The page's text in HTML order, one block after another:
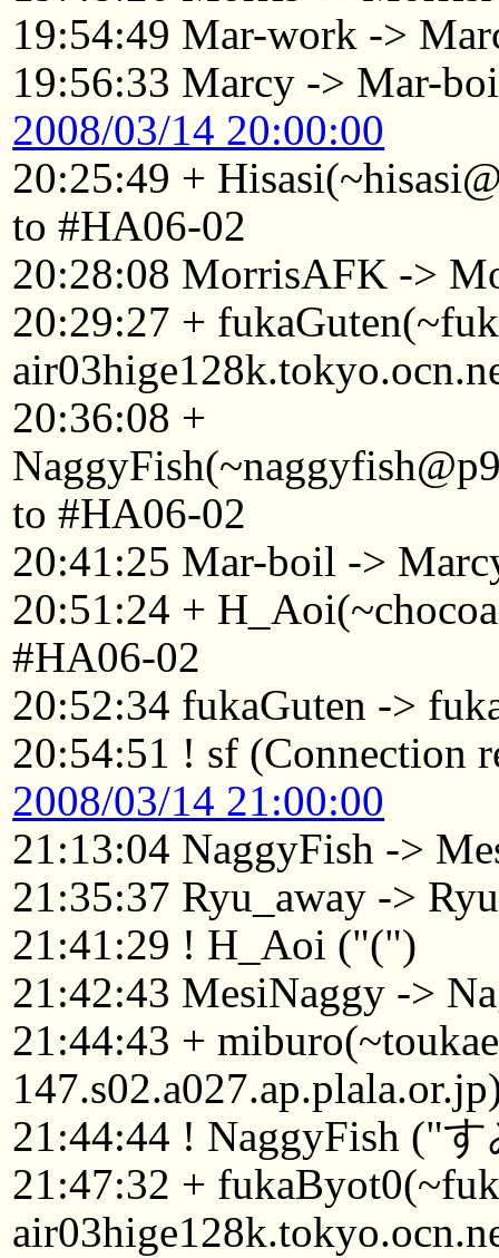
19:54:49 Mar-work ->
19:56:33 Marcy -> Mar-
2008/03/14 20:00:00
20:25:49 +
to #HA06-02
20:28:08 MorrisAFK ->
20:29:27 +
20:36:08 +
to #HA06-02
20:41:25 Mar-boil ->
20:51:24 +
#HA06-02
20:52:34 fukaGuten ->
20:54:51 ! sf (Connection
2008/03/14 21:00:00
21:13:04 NaggyFish ->
21:35:37 Ryu_away -> Ryu
21:41:29 ! H_Aoi ("(")
21:42:43 MesiNaggy ->
21:44:43 +
21:44:44 ! NaggyFish ("
21:47:32 +